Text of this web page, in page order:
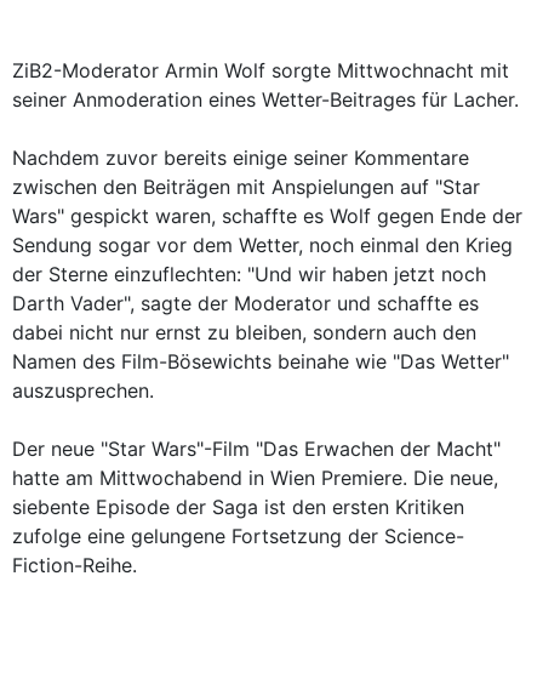
ZiB2-Moderator Armin Wolf sorgte Mittwochnacht mit
seiner Anmoderation eines Wetter-Beitrages für Lacher.
Nachdem zuvor bereits einige seiner Kommentare
zwischen den Beiträgen mit Anspielungen auf "Star
Wars" gespickt waren, schaffte es Wolf gegen Ende der
Sendung sogar vor dem Wetter, noch einmal den Krieg
der Sterne einzuflechten: "Und wir haben jetzt noch
Darth Vader", sagte der Moderator und schaffte es
dabei nicht nur ernst zu bleiben, sondern auch den
Namen des Film-Bösewichts beinahe wie "Das Wetter"
auszusprechen.
Der neue "Star Wars"-Film "Das Erwachen der Macht"
hatte am Mittwochabend in Wien Premiere. Die neue,
siebente Episode der Saga ist den ersten Kritiken
zufolge eine gelungene Fortsetzung der Science-
Fiction-Reihe.